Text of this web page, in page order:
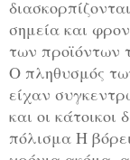
σημεία και
των προϊόντων
Ο πληθυσμός
είχαν
και οι
πόλισμα Η